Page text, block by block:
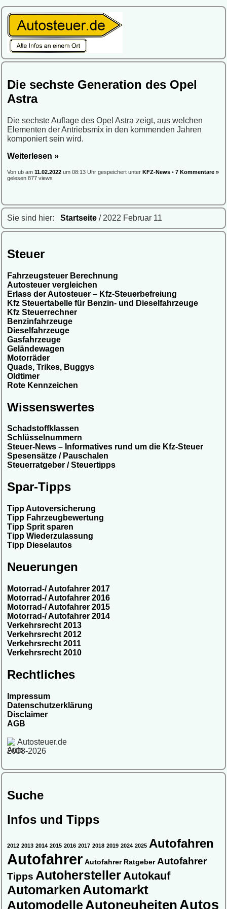
Sie sind hier: Startseite / 2022 Februar 11
Steuer
Fahrzeugsteuer Berechnung
Autosteuer vergleichen
Erlass der Autosteuer – Kfz-Steuerbefreiung
Kfz Steuertabelle für Benzin- und Dieselfahrzeuge
Kfz Steuerrechner
Benzinfahrzeuge
Dieselfahrzeuge
Gasfahrzeuge
Geländewagen
Motorräder
Quads, Trikes, Buggys
Oldtimer
Rote Kennzeichen
Wissenswertes
Schadstoffklassen
Schlüsselnummern
Steuer-News – Informatives rund um die Kfz-Steuer
Spesensätze / Pauschalen
Steuerratgeber / Steuertipps
Spar-Tipps
Tipp Autoversicherung
Tipp Fahrzeugbewertung
Tipp Sprit sparen
Tipp Wiederzulassung
Tipp Dieselautos
Neuerungen
Motorrad-/ Autofahrer 2017
Motorrad-/ Autofahrer 2016
Motorrad-/ Autofahrer 2015
Motorrad-/ Autofahrer 2014
Verkehrsrecht 2013
Verkehrsrecht 2012
Verkehrsrecht 2011
Verkehrsrecht 2010
Rechtliches
Impressum
Datenschutzerklärung
Disclaimer
AGB
Autosteuer.de
2008-2026
Die sechste Generation des Opel
Astra
Die sechste Auflage des Opel Astra zeigt, aus welchen
Elementen der Antriebsmix in den kommenden Jahren
komponiert sein wird.
Weiterlesen »
Von ub am 11.02.2022 um 08:13 Uhr gespeichert unter KFZ-News • 7 Kommentare »
gelesen 877 views
Suche
Infos und Tipps
2012 2013 2014 2015 2016 2017 2018 2019 2024 2025 Autofahren
Autofahrer Autofahrer Ratgeber Autofahrer
Tipps Autohersteller Autokauf
Automarken Automarkt
Automodelle Autoneuheiten Autos